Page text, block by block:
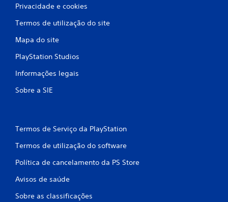
Privacidade e cookies
Termos de utilização do site
Mapa do site
PlayStation Studios
Informações legais
Sobre a SIE
Termos de Serviço da PlayStation
Termos de utilização do software
Política de cancelamento da PS Store
Avisos de saúde
Sobre as classificações